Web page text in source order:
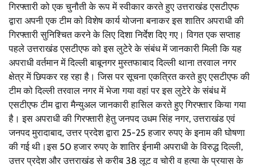
गिरफ्तारी को एक चुनौती के रूप में स्वीकार करते हुए उत्तराखंड एसटीएफ
द्वारा अपनी एक टीम को विशेष कार्य योजना बनाकर इस शातिर अपराधी की
गिरफ्तारी सुनिश्चित करने के लिए दिशा निर्देश दिए गए। विगत एक सप्ताह
पहले उत्तराखंड एसटीएफ को इस लुटेरे के संबंध में जानकारी मिली कि यह
अपराधी वर्तमान में दिल्ली बाबूनगर मुस्तफाबाद दिल्ली थाना तरवाल नगर
क्षेत्र में छिपकर रह रहा है। जिस पर सूचना एकत्रित करते हुए एसटीएफ की
टीम को दिल्ली तरवाल नगर में भेजा गया वहां पर इस लुटेरे के संबंध में
एसटीएफ टीम द्वारा मैन्युअल जानकारी हासिल करते हुए गिरफ्तार किया गया
है। इस अपराधी की गिरफ्तारी हेतु जनपद उधम सिंह नगर, उत्तराखंड एवं
जनपद मुरादाबाद, उत्तर प्रदेश द्वारा 25-25 हजार रुपए के इनाम की घोषणा
की गई थी।‌इस 50 हजार रुपए के शातिर ईनामी अपराधी के विरुद्ध दिल्ली,
उत्तर प्रदेश और उत्तराखंड से करीब 38 लूट व चोरी व हत्या के प्रयास के